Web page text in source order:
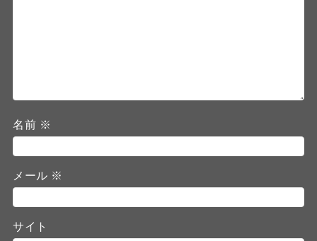
名前 ※
メール ※
サイト